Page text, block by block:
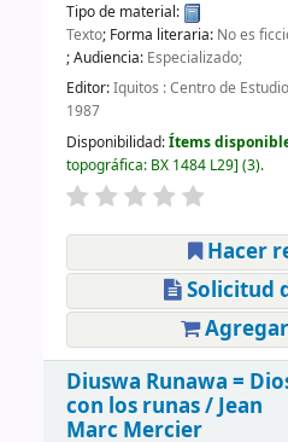
Tipo de material:
Texto; Forma literaria: No es
; Audiencia: Especializado;
Editor:Iquitos : Centro de
1987
Disponibilidad:Ítems
topográfica: BX 1484 L29 (3).
Hacer
Solicitud
Diuswa Runawa =
con los runas /Jean
Marc Mercier